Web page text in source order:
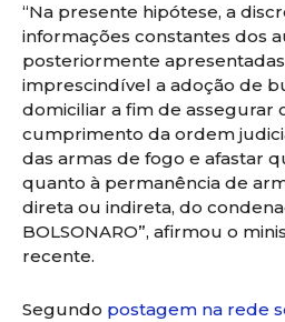
“Na presente hipótese, a
informações constantes dos
posteriormente
imprescindível a adoção de
domiciliar a fim de assegurar
cumprimento da ordem
das armas de fogo e afastar
quanto à permanência de
direta ou indireta, do
BOLSONARO”, afirmou o
recente.
Segundo postagem na rede